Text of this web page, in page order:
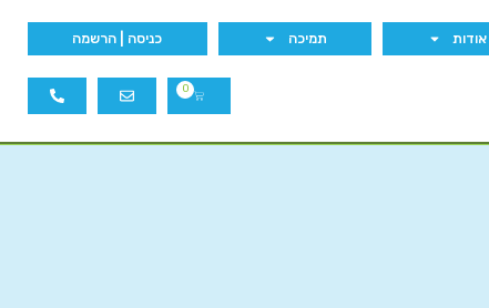
אודות תמיכה כניסה | הרשמה
0